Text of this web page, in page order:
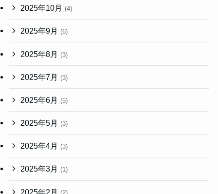
2025年10月 (4)
2025年9月 (6)
2025年8月 (3)
2025年7月 (3)
2025年6月 (5)
2025年5月 (3)
2025年4月 (3)
2025年3月 (1)
2025年2月